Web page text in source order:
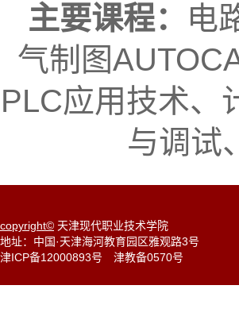
主要课程：
电
气制图
PLC应用技术、
与调试
copyright© 天津现代职业技术学院
地址：中国·天津海河教育园区雅观路3号
津ICP备12000893号 津教备0570号